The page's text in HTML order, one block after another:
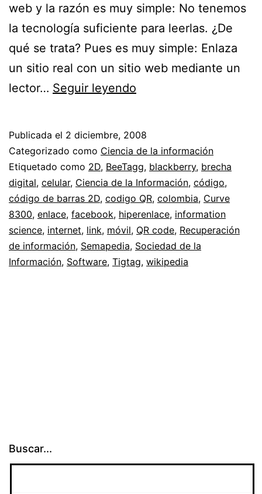
web y la razón es muy simple: No tenemos
la tecnología suficiente para leerlas. ¿De
qué se trata? Pues es muy simple: Enlaza
un sitio real con un sitio web mediante un
lector… Seguir leyendo
la
realidad
con
la
web
mediante
móviles
Publicada el 2 diciembre, 2008
Categorizado como Ciencia de la información
Etiquetado como 2D, BeeTagg, blackberry, brecha
digital, celular, Ciencia de la Información, código,
código de barras 2D, codigo QR, colombia, Curve
8300, enlace, facebook, hiperenlace, information
science, internet, link, móvil, QR code, Recuperación
de información, Semapedia, Sociedad de la
Información, Software, Tigtag, wikipedia
Buscar...